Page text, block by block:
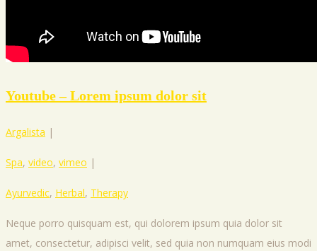
Youtube – Lorem ipsum dolor sit
Argalista |
Spa, video, vimeo |
Ayurvedic, Herbal, Therapy
Neque porro quisquam est, qui dolorem ipsum quia dolor sit
amet, consectetur, adipisci velit, sed quia non numquam eius modi